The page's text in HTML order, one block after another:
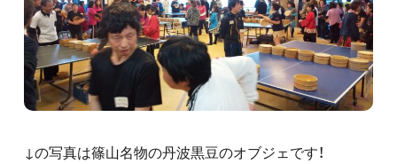
↓の写真は篠山名物の丹波黒豆のオブジェです！